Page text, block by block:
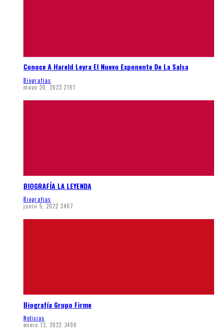
Conoce A Hareld Leyra El Nuevo Exponente De La Salsa
Biografias
mayo 20, 2023 2161
BIOGRAFÍA LA LEYENDA
Biografias
junio 5, 2022 3407
Biografía Grupo Firme
Noticias
enero 13, 2022 3490